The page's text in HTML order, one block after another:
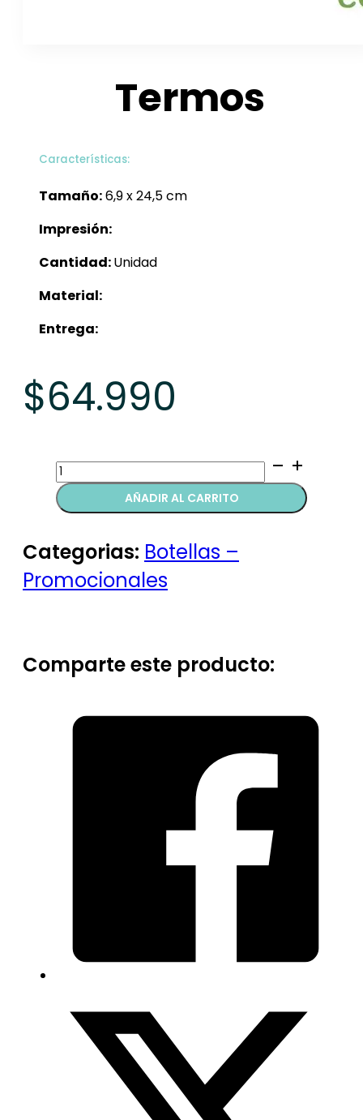
Termos
Características:
Tamaño:6,9 x 24,5 cm
Impresión:
Cantidad:Unidad
Material:
Entrega:
$64.990
Termos
quantity
AÑADIR AL CARRITO
Categorias: Botellas –
Promocionales
Comparte este producto: